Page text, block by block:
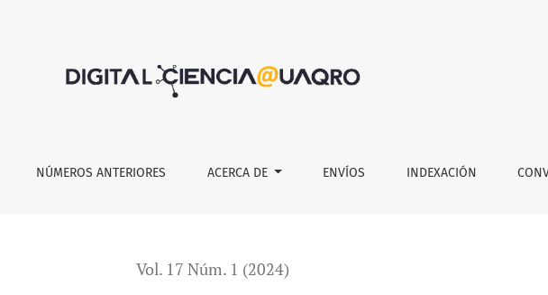
para la Gestión Integrada de Cuencas.
NÚMEROS ANTERIORES ACERCA DE ENVÍOS INDEXACIÓN
Vol. 17 Núm. 1 (2024)